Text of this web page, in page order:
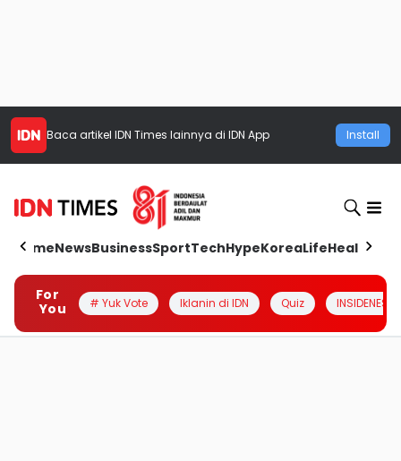
Baca artikel IDN Times lainnya di IDN App Install
HomeNewsBusinessSportTechHypeKoreaLifeHealth
For
You
# Yuk Vote Iklanin di IDN Quiz INSIDENESIA